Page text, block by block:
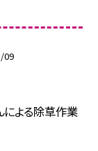
09
よる除草作業